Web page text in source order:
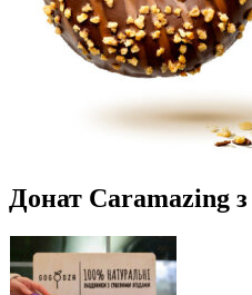
Донат Caramazing